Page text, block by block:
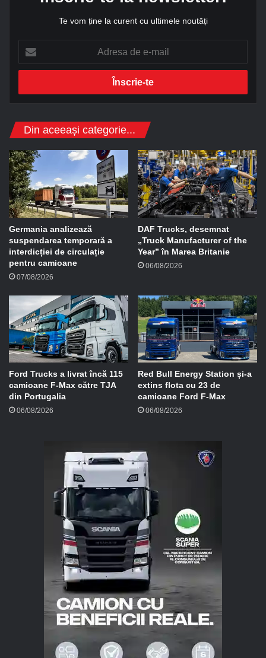
Te vom ține la curent cu ultimele noutăți
r
s
d
-
m
a
i
l
Din aceeași categorie...
Germania analizează
suspendarea temporară a
interdicției de circulație
pentru camioane
07/08/2026
DAF Trucks, desemnat
„Truck Manufacturer of the
Year” în Marea Britanie
06/08/2026
Ford Trucks a livrat încă 115
camioane F-Max către TJA
din Portugalia
06/08/2026
Red Bull Energy Station și-a
extins flota cu 23 de
camioane Ford F-Max
06/08/2026